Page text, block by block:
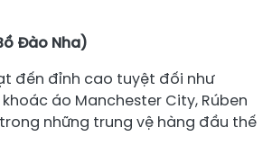
Đào Nha)
đến đỉnh cao tuyệt đối như
áo Manchester City, Rúben
những trung vệ hàng đầu thế